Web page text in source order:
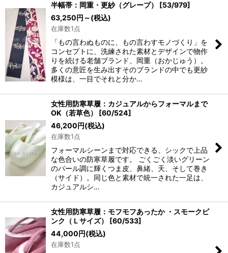
半幅帯：岡重・更紗（グレープ） [53/979]
63,250円 ～(税込)
在庫数1点
「もの言わぬものに、もの言わすモノづくり」を
コンセプトに、洗練された素材とデザインで物作
りを続ける老舗ブランド、岡重（おかじゅう）。
多くの意匠を生み出すそのブランドの中でも更紗
模様は、一目でそれと分か…
女性用防寒草履：カジュアルからフォーマルまで
OK（若草色）
[60/524]
46,200円(税込)
在庫数1点
フォーマルシーンまで対応できる、シックで上品
な色合いの防寒草履です。 ごくごく淡いグリーン
のパール調に輝くつま皮、鼻緒、天、そして巻き
（サイド）。同じ色と素材で統一された一足は、
カジュアルシ…
女性用防寒草履：モフモフあったか ・スモークピ
ンク（Ｌサイズ）
[60/533]
44,000円(税込)
在庫数1点